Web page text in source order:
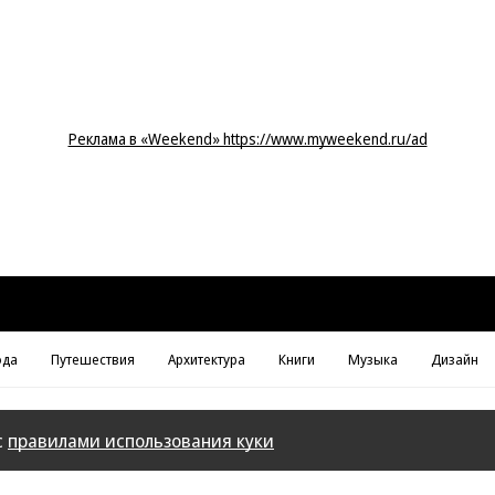
Реклама в «Weekend» https://www.myweekend.ru/ad
Путешествия Архитектура Книги Музыка Дизайн
правилами использования куки